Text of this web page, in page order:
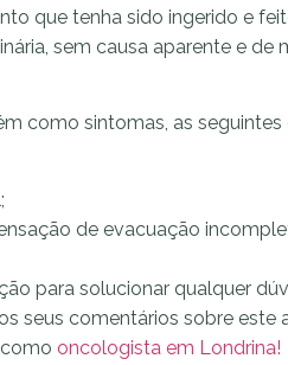
que tenha sido ingerido e
sem causa aparente e de
como sintomas, as seguintes
de evacuação
para solucionar qualquer
seus comentários sobre este
oncologista em Londrina!